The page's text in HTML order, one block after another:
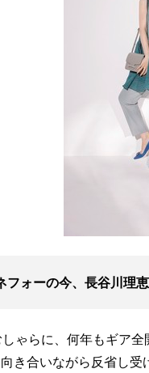
ォーの今、長谷川理
ゃらに、何年もギア
き合いながら反省し